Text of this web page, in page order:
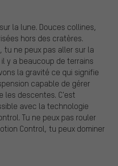
la lune. Douces collines,
hors des cratères.
tu ne peux pas aller sur la
y a beaucoup de terrains
la gravité ce qui signifie
capable de gérer
les descentes. C'est
avec la technologie
Tu ne peux pas rouler
Control, tu peux dominer